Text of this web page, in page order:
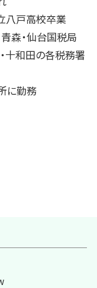
八戸高校卒業
森・仙台国税局
十和田の各税務署
に勤務